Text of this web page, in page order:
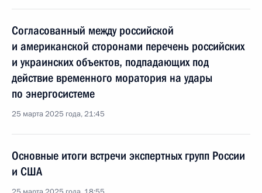
Согласованный между российской
и американской сторонами перечень российских
и украинских объектов, подпадающих под
действие временного моратория на удары
по энергосистеме
25 марта 2025 года, 21:45
Основные итоги встречи экспертных групп России
и США